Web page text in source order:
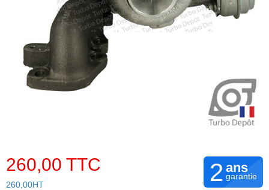
260,00 TTC
260,00HT 2 ans
garantie